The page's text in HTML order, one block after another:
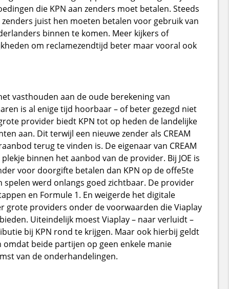
die KPN aan zenders moet betalen. Steeds
juist hen moeten betalen voor gebruik van
binnen te komen. Meer kijkers of
om reclamezendtijd beter maar vooral ook
vasthouden aan de oude berekening van
is al enige tijd hoorbaar – of beter gezegd niet
provider biedt KPN tot op heden de landelijke
aan. Dit terwijl een nieuwe zender als CREAM
terug te vinden is. De eigenaar van CREAM
binnen het aanbod van de provider. Bij JOE is
voor doorgifte betalen dan KPN op de offe5te
spelen werd onlangs goed zichtbaar. De provider
en Formule 1. En weigerde het digitale
grote providers onder de voorwaarden die Viaplay
Uiteindelijk moest Viaplay – naar verluidt –
bij KPN rond te krijgen. Maar ook hierbij geldt
beide partijen op geen enkele manie
van de onderhandelingen.